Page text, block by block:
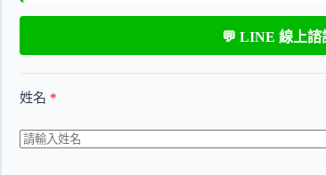
💬 LINE 線上諮
姓名 *